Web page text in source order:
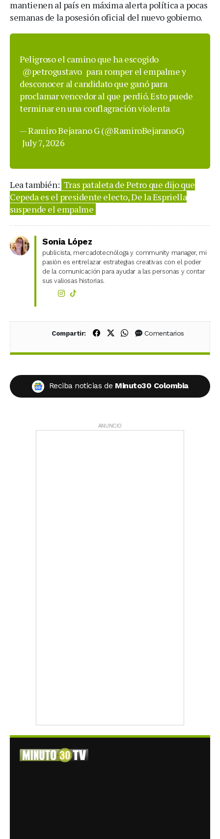
mantienen al país en máxima alerta política a pocas
semanas de la posesión oficial del nuevo gobierno.
Peligroso el camino que ha escogido
@petrogustavo para romper el empalme y
desconocer al candidato que ganó para
proclamar vencedor al que perdió. Esto puede
terminar en una conflagración violenta
— Ramiro Bejarano G (@RamiroBejaranoG)
July 7, 2026
Lea también: Tras pataleta de Petro que dijo que
Cepeda es el presidente electo, De la Espriella
suspende el empalme
Sonia López
publicista, mercadotecnóloga y community manager, mi
pasión es entrelazar estrategias creativas con el poder
de la comunicación para ayudar a las personas y contar
sus valiosas historias.
Compartir: Compartir en Facebook
Compartir en X (Twitter)
Compartir en WhatsApp
Comentarios
Reciba noticias de Minuto30 Colombia
ANUNCIO